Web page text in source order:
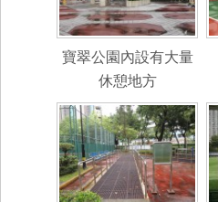
寶翠公園內設有大量
休憩地方